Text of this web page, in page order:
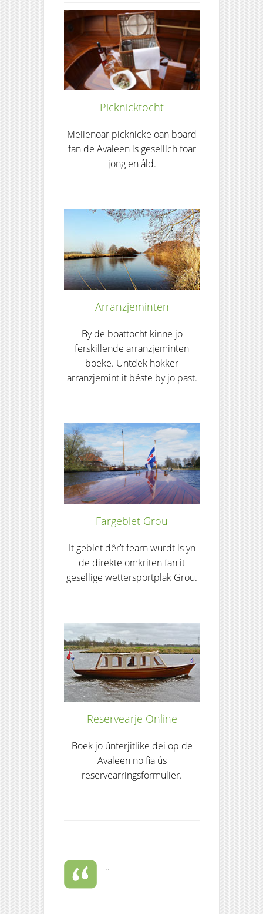
Picknicktocht
Meiienoar picknicke oan board
fan de Avaleen is gesellich foar
jong en âld.
Arranzjeminten
By de boattocht kinne jo
ferskillende arranzjeminten
boeke. Untdek hokker
arranzjemint it bêste by jo past.
Fargebiet Grou
It gebiet dêr’t fearn wurdt is yn
de direkte omkriten fan it
gesellige wettersportplak Grou.
Reservearje Online
Boek jo ûnferjitlike dei op de
Avaleen no fia ús
reservearringsformulier.
..